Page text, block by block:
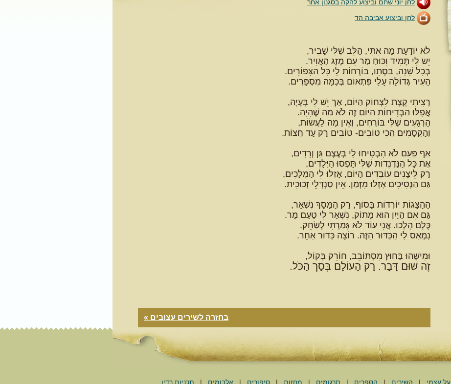
לחן יוני שחם וביצוע להקה בסגנון אחר
לחן וביצוע אביבה הד
לֹא יוֹדַעַת מַה אִתִּי, הַלֵּב שֶׁלִּי שָׁבִיר,
יֵש לִי תָּמִיד וִכּוּחַ מַר עִם מֶזֶג הַאֲוִיר.
בְּכָל שָׁנָה, בַּסְתָו, בּוֹרְחוֹת לִי כָּל הַצִּפּוֹרִים.
הָעִיר גְּדוֹלָה עָלַי פִּתְאוֹם בְּכַמָּה מִסְפָּרִים.
רָצִיתִי קְצָת לִצְחוֹק הַיּוֹם, אַך יֵשׁ לִי בְּעָיָה,
אֲפִלּוּ הַבְּדִיחוֹת הַיּוֹם זֶה לֹא מַה שֶׁהָיָה.
הָרְגָעִים שֶׁלִּי בּוֹרְחִים, וְאֵין מַה לַעֲשׂוֹת,
וְהַקְסָמִים הֲכִי טוֹבִים- טוֹבִים רַק עַד חֲצוֹת.
אַף פַּעַם לֹא הִבְטִיחוּ לִי בְּעֶצֶם גַּן וְרָדִים,
אֶת כָּל הַנַּדְנֵדוֹת שֶׁלִּי תָּפְסוּ הַיְּלָדִים,
רַק לֵיצָנִים עוֹבְדִים הַיּוֹם, אָזְלוּ לִי הַמְּלָכִים,
גַּם הַנְּסִיכִים אָזְלוּ מִזְּמַן. אֵין סַנְדְּלֵי זְכוּכִית.
הַהַצָּגוֹת יוֹרְדוֹת בַּסוֹף, רַק הַמָּסָךְ נִשְׁאַר,
גַּם אִם הַיַּיִן הוּא מָתוֹק, נִשְׁאַר לִי טַעַם מָר.
כֻּלָּם הָלְכוּ. אֲנִי עוֹד לֹא גָּמַרְתִּי לְשַׂחֵק.
נִמְאַס לִי הַכַּדּוּר הַזֶּה. רוֹצָה כַּדּוּר אַחֵר.
וּמִישֶׁהוּ בַּחוּץ מִסְתּוֹבֵב, חוֹרֵק בְּקוֹל,
זֶה שׁוּם דָּבָר. רַק הָעוֹלָם בְּסַך הַכֹּל.
בחזרה לשירים עצובים »
על עצמי | השירים | הספרים | תרגומים | מחזות | סיפורים | אלבומים | תכניות רדיו